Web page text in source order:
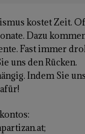
kostet Zeit.
Dazu
Fast immer
uns den Rücken.
Indem Sie uns